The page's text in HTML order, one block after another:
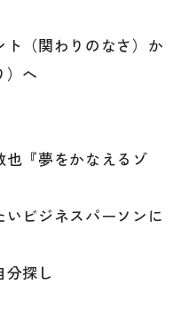
（関わりのなさ）か
）へ
『夢をかなえるゾ
ビジネスパーソンに
探し